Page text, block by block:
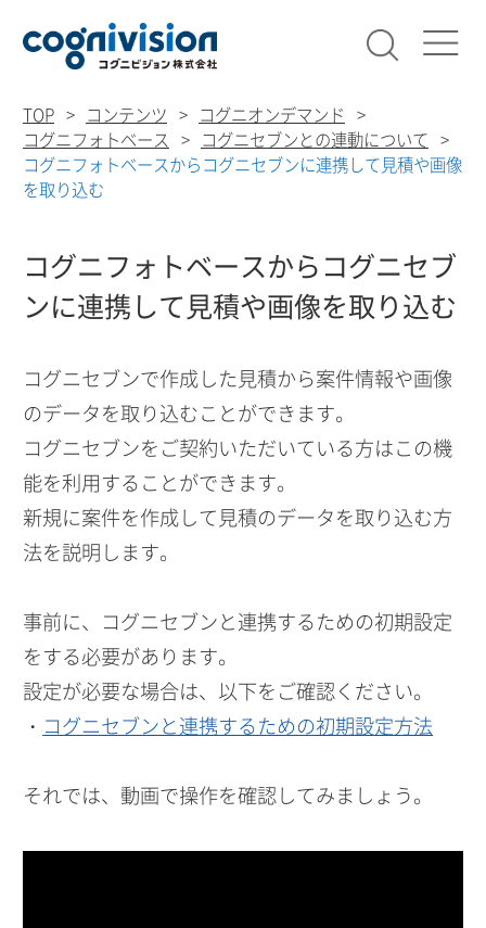
TOP コンテンツ
コグニオンデマンド
コグニフォトベース
コグニセブンとの連動について
コグニフォトベースからコグニセブンに連携して見積や画像
を取り込む
コグニフォトベースからコグニセブ
ンに連携して見積や画像を取り込む
コグニセブンで作成した見積から案件情報や画像
のデータを取り込むことができます。
コグニセブンをご契約いただいている方はこの機
能を利用することができます。
新規に案件を作成して見積のデータを取り込む方
法を説明します。
事前に、コグニセブンと連携するための初期設定
をする必要があります。
設定が必要な場合は、以下をご確認ください。
・ コグニセブンと連携するための初期設定方法
それでは、動画で操作を確認してみましょう。